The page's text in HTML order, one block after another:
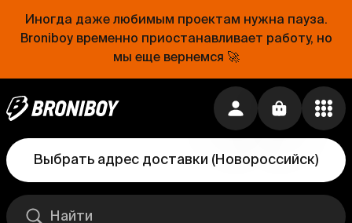
Иногда даже любимым проектам нужна пауза.
Broniboy временно приостанавливает работу, но
мы еще вернемся 🚀
Выбрать адрес доставки (Новороссийск)